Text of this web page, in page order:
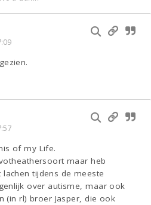
of my Life.
maar heb
tijdens de meeste
over autisme, maar ook
(in rl) broer Jasper, die ook